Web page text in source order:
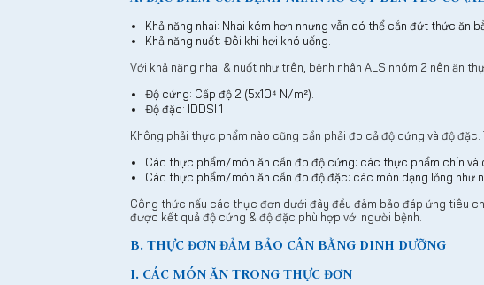
Khả năng nhai: Nhai kém hơn nhưng vẫn có thể cắn đứt thức ăn
Khả năng nuốt: Đôi khi hơi khó uống.
Với khả năng nhai & nuốt như trên, bệnh nhân ALS nhóm 2 nên ăn
Độ cứng: Cấp độ 2 (5x10⁴ N/m²).
Độ đặc: IDDSI 1
Không phải thực phẩm nào cũng cần phải đo cả độ cứng và độ
Các thực phẩm/món ăn cần đo độ cứng: các thực phẩm chín và
Các thực phẩm/món ăn cần đo độ đặc: các món dạng lỏng như
Công thức nấu các thực đơn dưới đây đều đảm bảo đáp ứng tiêu
được kết quả độ cứng & độ đặc phù hợp với người bệnh.
B. THỰC ĐƠN ĐẢM BẢO CÂN BẰNG DINH DƯỠNG
I. CÁC MÓN ĂN TRONG THỰC ĐƠN